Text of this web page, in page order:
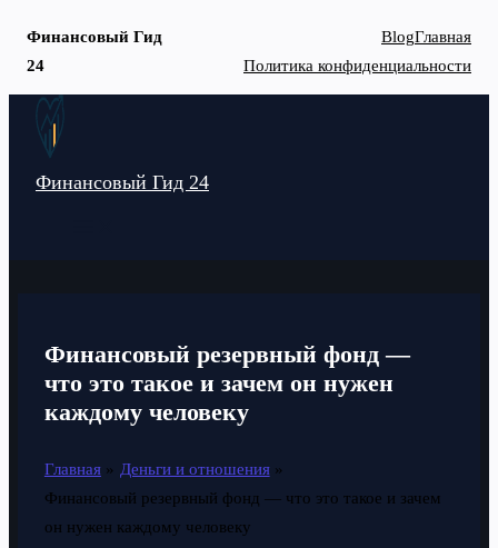
Финансовый Гид
24
BlogГлавная
Политика конфиденциальности
Перейти
Финансовый Гид 24
Финансовый резервный фонд —
что это такое и зачем он нужен
каждому человеку
Главная
Деньги и отношения
Финансовый резервный фонд — что это такое и зачем
он нужен каждому человеку